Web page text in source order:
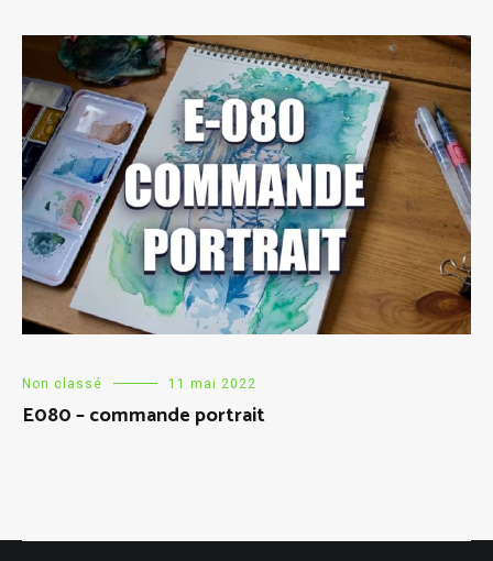
Non classé 11 mai 2022
E080 – commande portrait